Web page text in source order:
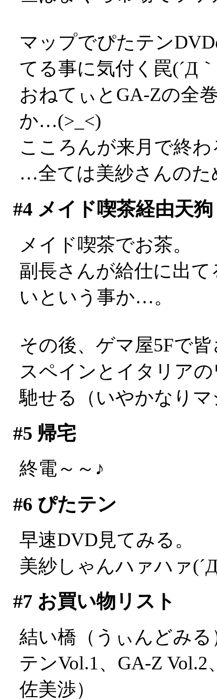
マップでぴたテン
てる事に気付く罠(´Д
おねてぃとGA-Zの全
か…(>_<)
こころんが来月で終
…全ては美紗さんのた
#4メイド喫茶経由天狗
メイド喫茶でお茶。
副長さんが給仕に出
いという事か…。
その後、ゲマ屋5Fで
スペインとイタリア
馳せる（いやかなりマ
#5 帰宅
終電～～♪
#6 ぴたテン
早速DVD見てみる。
美紗しゃんハァハァ
#7 お買い物リスト
結い橋（うぃんどみ
テンVol.1、GA-Z
佐美渉）